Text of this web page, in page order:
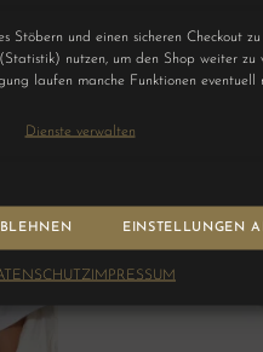
Stöbern und einen sicheren Checkout
nutzen, um den Shop weiter zu
laufen manche Funktionen eventuell
Dienste verwalten
EINSTELLUNGEN
IMPRESSUM